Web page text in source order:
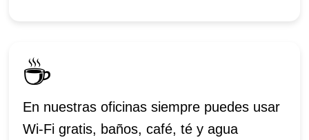
☕
En nuestras oficinas siempre puedes usar
Wi-Fi gratis, baños, café, té y agua